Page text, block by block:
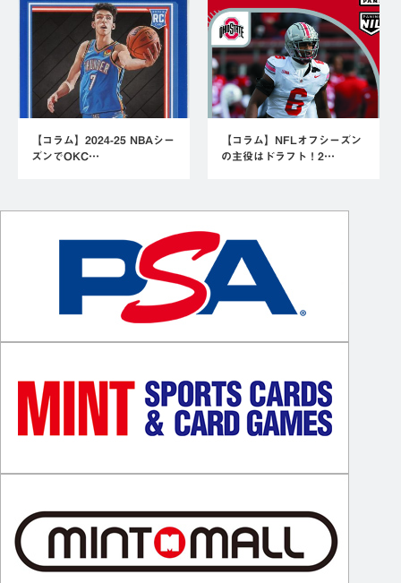
【コラム】2024-25 NBAシー
ズンでOKC…
【コラム】NFLオフシーズン
の主役はドラフト！2…